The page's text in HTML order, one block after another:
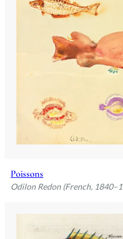
Poissons
Odilon Redon (French,